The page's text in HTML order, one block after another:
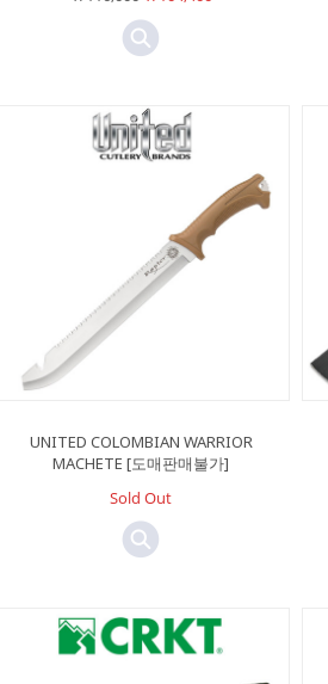
UNITED COLOMBIAN WARRIOR
MACHETE [도매판매불가]
Sold Out